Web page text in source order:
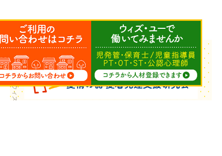
Copyright © ウィズ・ユー All Rights Reserved.